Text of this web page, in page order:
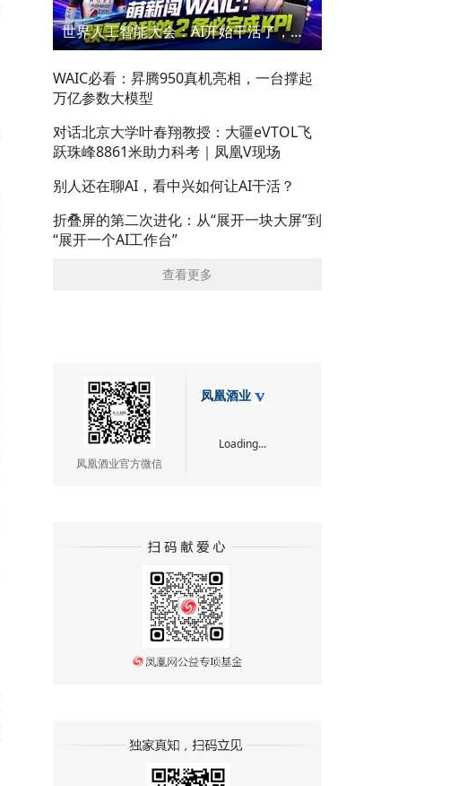
世界人工智能大会：AI开始干活了，但到底干的怎么样？萌新闯WAIC
WAIC必看：昇腾950真机亮相，一台撑起
万亿参数大模型
对话北京大学叶春翔教授：大疆eVTOL飞
跃珠峰8861米助力科考｜凤凰V现场
别人还在聊AI，看中兴如何让AI干活？
折叠屏的第二次进化：从“展开一块大屏”到
“展开一个AI工作台”
查看更多
凤凰酒业官方微信
凤凰酒业
Loading...